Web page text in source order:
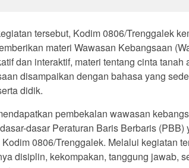
tersebut, Kodim 0806/Trenggalek
materi Wawasan Kebangsaan
dan interaktif, materi tentang cinta tanah
disampaikan dengan bahasa yang
didik.
pembekalan wawasan
dasar Peraturan Baris Berbaris
0806/Trenggalek. Melalui kegiatan
disiplin, kekompakan, tanggung jawab,